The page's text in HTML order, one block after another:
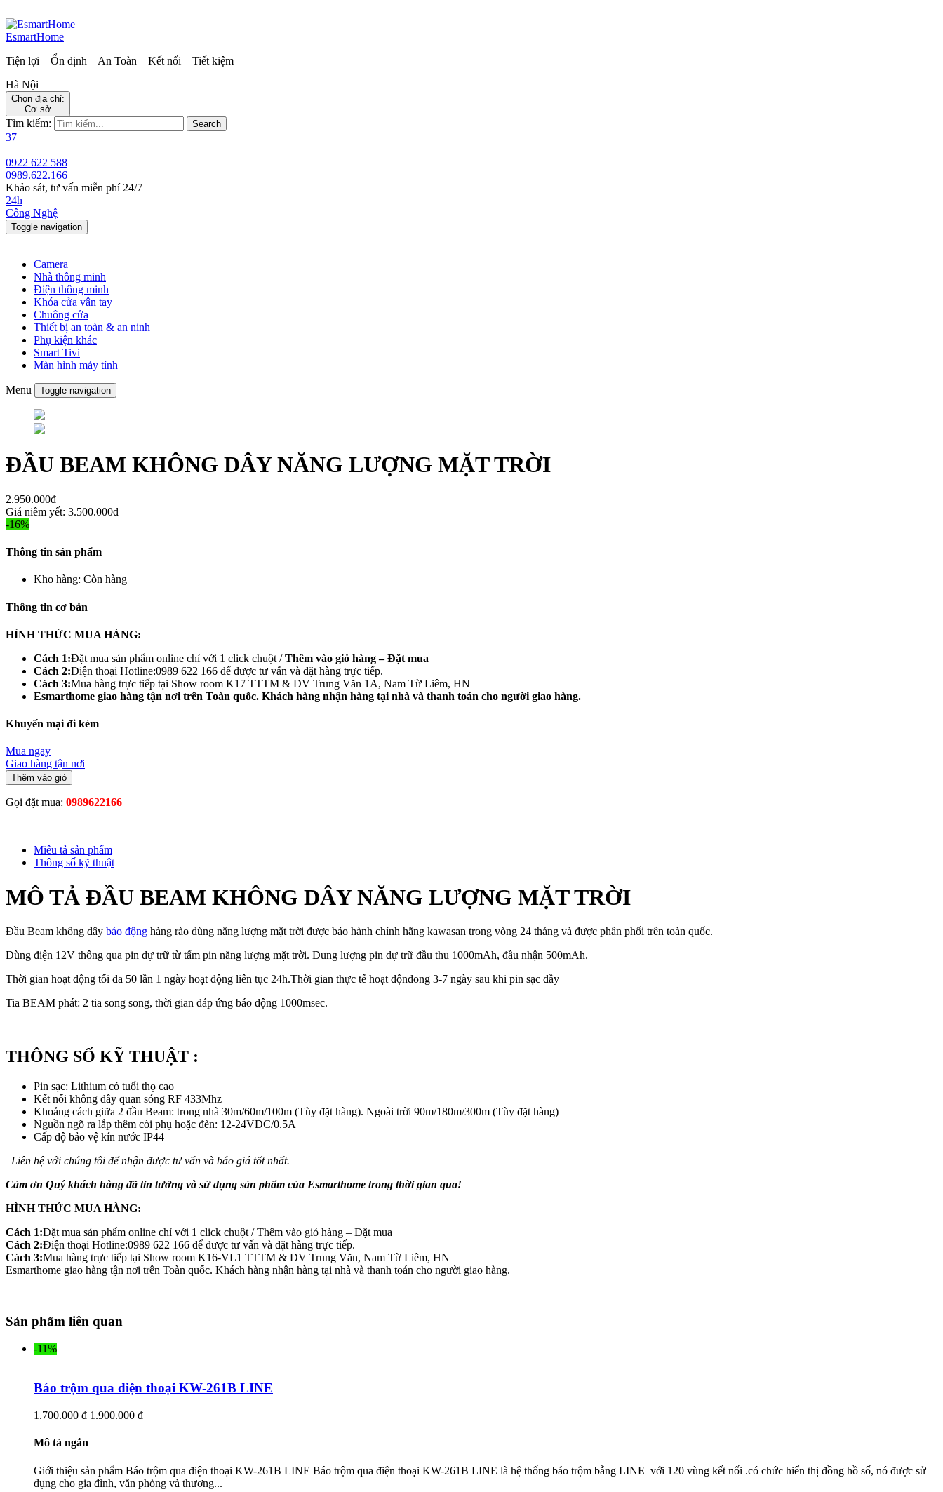
EsmartHome
Tiện lợi – Ổn định – An Toàn – Kết nối – Tiết kiệm
Hà Nội
Chọn địa chỉ:
Cơ sở
Tìm kiếm: Search
37
0922 622 588
0989.622.166
Khảo sát, tư vấn miễn phí 24/7
24h
Công Nghệ
Toggle navigation
Camera
Nhà thông minh
Điện thông minh
Khóa cửa vân tay
Chuông cửa
Thiết bị an toàn & an ninh
Phụ kiện khác
Smart Tivi
Màn hình máy tính
Menu Toggle navigation
ĐẦU BEAM KHÔNG DÂY NĂNG LƯỢNG MẶT TRỜI
2.950.000đ
Giá niêm yết: 3.500.000đ
-16%
Thông tin sản phẩm
Kho hàng: Còn hàng
Thông tin cơ bản
HÌNH THỨC MUA HÀNG:
Cách 1:Đặt mua sản phẩm online chỉ với 1 click chuột /Thêm vào giỏ hàng – Đặt mua
Cách 2:Điện thoại Hotline:0989 622 166 để được tư vấn và đặt hàng trực tiếp.
Cách 3:Mua hàng trực tiếp tại Show room K17 TTTM & DV Trung Văn 1A, Nam Từ Liêm, HN
Esmarthome giao hàng tận nơi trên Toàn quốc. Khách hàng nhận hàng tại nhà và thanh toán cho người giao hàng.
Khuyến mại đi kèm
Mua ngay
Giao hàng tận nơi
Thêm vào giỏ
Gọi đặt mua: 0989622166
Miêu tả sản phẩm
Thông số kỹ thuật
MÔ TẢ ĐẦU BEAM KHÔNG DÂY NĂNG LƯỢNG MẶT TRỜI
Đầu Beam không dây báo động hàng rào dùng năng lượng mặt trời được bảo hành chính hãng kawasan trong vòng 24 tháng và được phân phối trên toàn quốc.
Dùng điện 12V thông qua pin dự trữ từ tấm pin năng lượng mặt trời. Dung lượng pin dự trữ đầu thu 1000mAh, đầu nhận 500mAh.
Thời gian hoạt động tối đa 50 lần 1 ngày hoạt động liên tục 24h.Thời gian thực tế hoạt độndong 3-7 ngày sau khi pin sạc đầy
Tia BEAM phát: 2 tia song song, thời gian đáp ứng báo động 1000msec.
THÔNG SỐ KỸ THUẬT :
Pin sạc: Lithium có tuổi thọ cao
Kết nối không dây quan sóng RF 433Mhz
Khoảng cách giữa 2 đầu Beam: trong nhà 30m/60m/100m (Tùy đặt hàng). Ngoài trời 90m/180m/300m (Tùy đặt hàng)
Nguồn ngõ ra lắp thêm còi phụ hoặc đèn: 12-24VDC/0.5A
Cấp độ bảo vệ kín nước IP44
Liên hệ với chúng tôi để nhận được tư vấn và báo giá tốt nhất.
Cảm ơn Quý khách hàng đã tin tưởng và sử dụng sản phẩm của Esmarthome trong thời gian qua!
HÌNH THỨC MUA HÀNG:
Cách 1:Đặt mua sản phẩm online chỉ với 1 click chuột / Thêm vào giỏ hàng – Đặt mua
Cách 2:Điện thoại Hotline:0989 622 166 để được tư vấn và đặt hàng trực tiếp.
Cách 3:Mua hàng trực tiếp tại Show room K16-VL1 TTTM & DV Trung Văn, Nam Từ Liêm, HN
Esmarthome giao hàng tận nơi trên Toàn quốc. Khách hàng nhận hàng tại nhà và thanh toán cho người giao hàng.
Sản phẩm liên quan
-11%
Báo trộm qua điện thoại KW-261B LINE
1.700.000 đ 1.900.000 đ
Mô tả ngắn
Giới thiệu sản phẩm Báo trộm qua điện thoại KW-261B LINE Báo trộm qua điện thoại KW-261B LINE là hệ thống báo trộm bằng LINE với 120 vùng kết nối .có chức hiển thị đồng hồ số, nó được sử
dụng cho gia đình, văn phòng và thương...